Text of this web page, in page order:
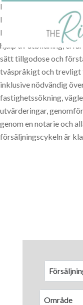
Riviera Collection är en
Franska Rivieran,
både köpande och
hjälp av utbildning,
sätt tillgodose och
tvåspråkigt och trevligt
inklusive nödvändig
fastighetssökning,
utvärderingar,
genom en notarie och
försäljningscykeln är
Område